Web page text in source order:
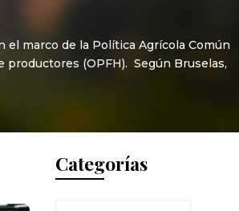
marco de la Política Agrícola Común
productores (OPFH). Según Bruselas,
Categorías